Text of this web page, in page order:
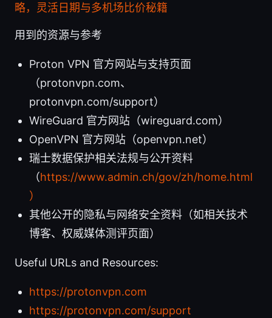
略，灵活日期与多机场比价秘籍
用到的资源与参考
Proton VPN 官方网站与支持页面
（protonvpn.com、
protonvpn.com/support）
WireGuard 官方网站（wireguard.com）
OpenVPN 官方网站（openvpn.net）
瑞士数据保护相关法规与公开资料
（https://www.admin.ch/gov/zh/home.html
）
其他公开的隐私与网络安全资料（如相关技术
博客、权威媒体测评页面）
Useful URLs and Resources:
https://protonvpn.com
https://protonvpn.com/support